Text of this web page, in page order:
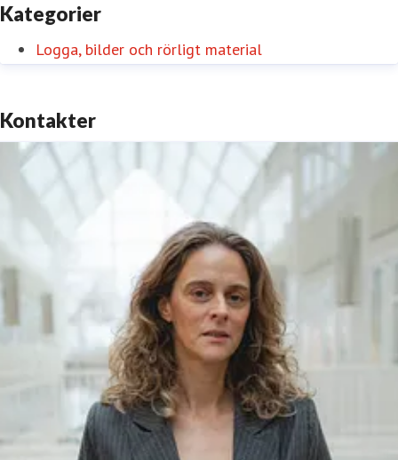
Kategorier
Logga, bilder och rörligt material
Kontakter